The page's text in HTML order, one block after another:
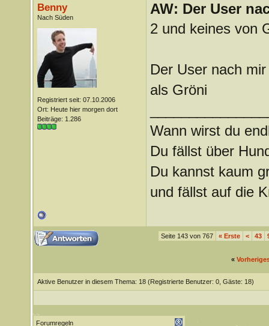
Benny
Nach Süden
Registriert seit: 07.10.2006
Ort: Heute hier morgen dort
Beiträge: 1.286
AW: Der User
2 und keines von
Der User nach
als Gröni
Wann wirst du
Du fällst über
Du kannst kaum
und fällst auf die
Seite 143 von 767 «Erste < 43
«
Aktive Benutzer in diesem Thema: 18 (Registrierte Benutzer: 0, Gäste: 18)
Forumregeln